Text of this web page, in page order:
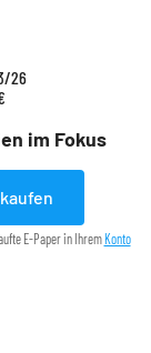
im Fokus
26
E-Paper in Ihrem Konto